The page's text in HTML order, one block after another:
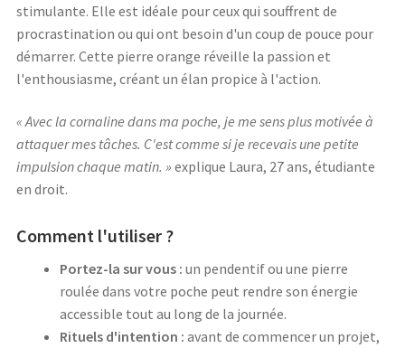
stimulante. Elle est idéale pour ceux qui souffrent de
procrastination ou qui ont besoin d'un coup de pouce pour
démarrer. Cette pierre orange réveille la passion et
l'enthousiasme, créant un élan propice à l'action.
« Avec la cornaline dans ma poche, je me sens plus motivée à
attaquer mes tâches. C'est comme si je recevais une petite
impulsion chaque matin. » explique Laura, 27 ans, étudiante
en droit.
Comment l'utiliser ?
Portez-la sur vous : un pendentif ou une pierre
roulée dans votre poche peut rendre son énergie
accessible tout au long de la journée.
Rituels d'intention : avant de commencer un projet,